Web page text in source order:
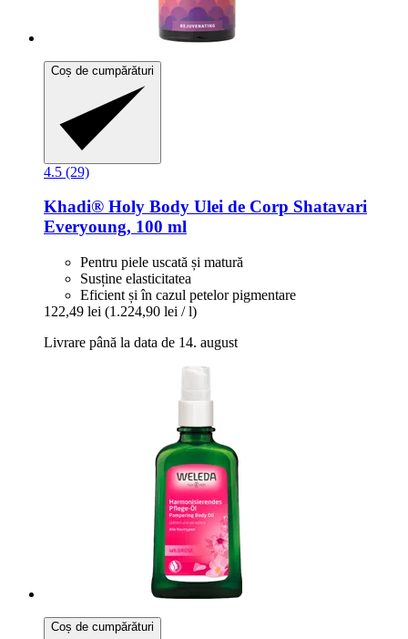
Coș de cumpărături
4.5 (29)
Khadi® Holy Body Ulei de Corp Shatavari
Everyoung, 100 ml
Pentru piele uscată și matură
Susține elasticitatea
Eficient și în cazul petelor pigmentare
122,49 lei (1.224,90 lei / l)
Livrare până la data de 14. august
Coș de cumpărături